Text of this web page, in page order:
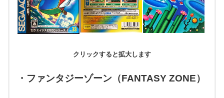
クリックすると拡大します
・ファンタジーゾーン（FANTASY ZONE）